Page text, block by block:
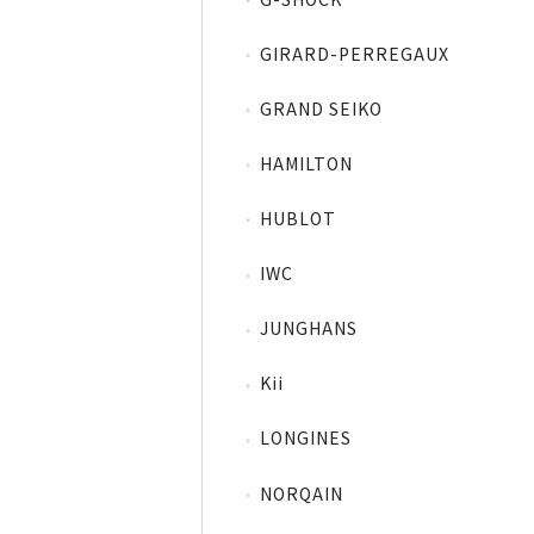
GIRARD-PERREGAUX
GRAND SEIKO
HAMILTON
HUBLOT
IWC
JUNGHANS
Kii
LONGINES
NORQAIN